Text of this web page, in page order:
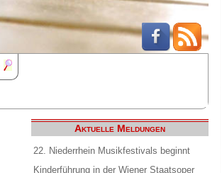
Aktuelle Meldungen
22. Niederrhein Musikfestivals beginnt
Kinderführung in der Wiener Staatsoper